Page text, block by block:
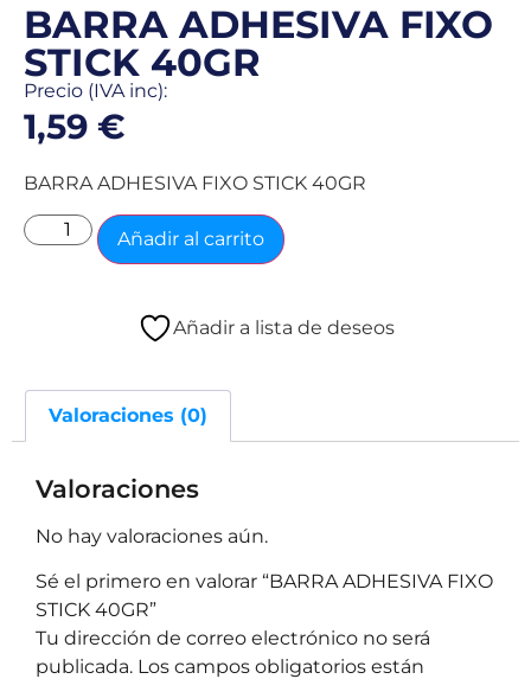
BARRA ADHESIVA FIXO
STICK 40GR
Precio (IVA inc):
1,59 €
BARRA ADHESIVA FIXO STICK 40GR
Añadir al carrito
Añadir a lista de deseos
Valoraciones (0)
Valoraciones
No hay valoraciones aún.
Sé el primero en valorar “BARRA ADHESIVA FIXO
STICK 40GR”
Tu dirección de correo electrónico no será
publicada. Los campos obligatorios están